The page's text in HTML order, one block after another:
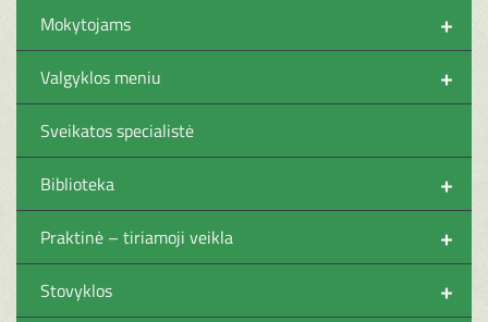
+
Mokytojams
+
Valgyklos meniu
Sveikatos specialistė
+
Biblioteka
+
Praktinė – tiriamoji veikla
+
Stovyklos